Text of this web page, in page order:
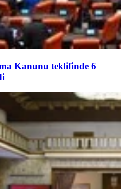
Kanunu teklifinde 6